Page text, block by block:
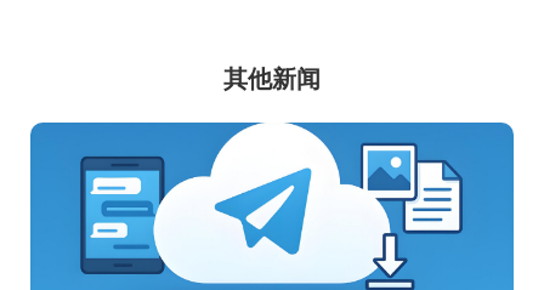
其他新闻